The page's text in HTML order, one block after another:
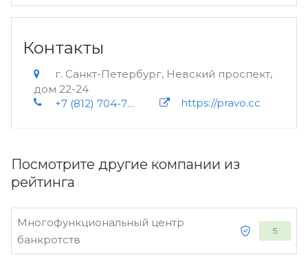
Посмотрите другие компании из
рейтинга
Многофункциональный центр
банкротств
5
Контакты
г. Санкт-Петербург, Невский проспект,
дом 22-24
+7 (812) 704-79-73
https://pravo.cc